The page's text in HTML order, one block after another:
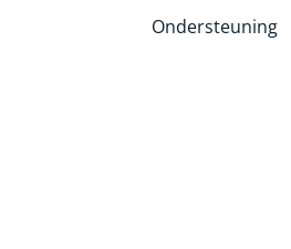
Ondersteuning